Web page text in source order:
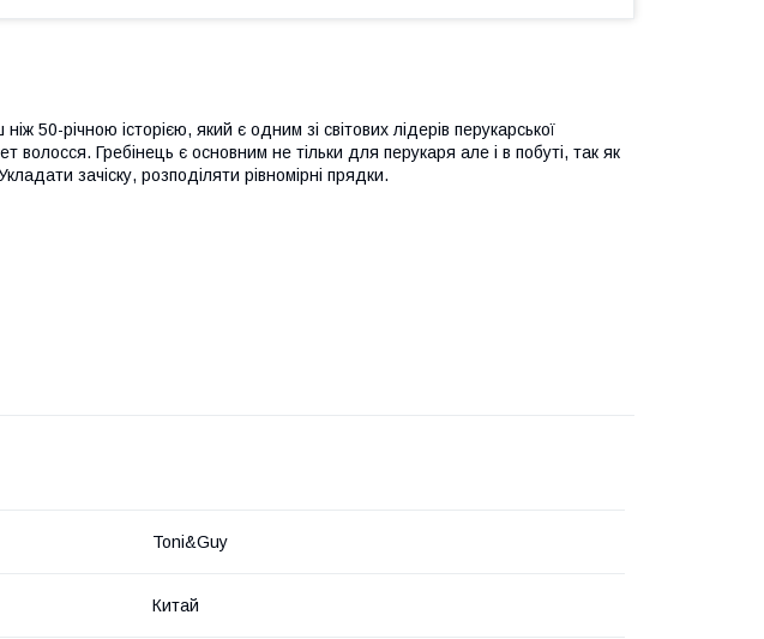
50-річною історією, який є одним зі світових лідерів перукарської
волосся. Гребінець є основним не тільки для перукаря але і в побуті, так як
зачіску, розподіляти рівномірні прядки.
Toni&Guy
Китай